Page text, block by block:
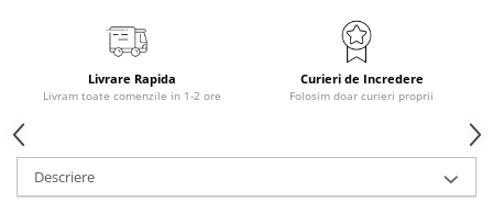
Livrare Rapida
Livram toate comenzile in 1-2 ore
Curieri de Incredere
Folosim doar curieri proprii
Descriere